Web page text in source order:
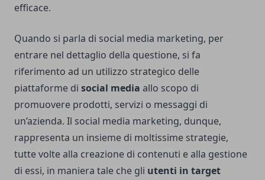
efficace.
Quando si parla di social media marketing, per
entrare nel dettaglio della questione, si fa
riferimento ad un utilizzo strategico delle
piattaforme di social media allo scopo di
promuovere prodotti, servizi o messaggi di
un’azienda. Il social media marketing, dunque,
rappresenta un insieme di moltissime strategie,
tutte volte alla creazione di contenuti e alla gestione
di essi, in maniera tale che gli utenti in target